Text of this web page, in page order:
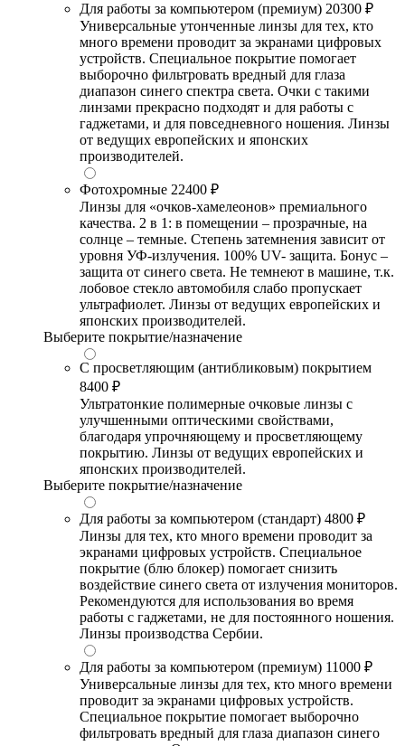
Для работы за компьютером (премиум) 20300 ₽
Универсальные утонченные линзы для тех, кто
много времени проводит за экранами цифровых
устройств. Специальное покрытие помогает
выборочно фильтровать вредный для глаза
диапазон синего спектра света. Очки с такими
линзами прекрасно подходят и для работы с
гаджетами, и для повседневного ношения. Линзы
от ведущих европейских и японских
производителей.
Фотохромные 22400 ₽
Линзы для «очков-хамелеонов» премиального
качества. 2 в 1: в помещении – прозрачные, на
солнце – темные. Степень затемнения зависит от
уровня УФ-излучения. 100% UV- защита. Бонус –
защита от синего света. Не темнеют в машине, т.к.
лобовое стекло автомобиля слабо пропускает
ультрафиолет. Линзы от ведущих европейских и
японских производителей.
Выберите покрытие/назначение
С просветляющим (антибликовым) покрытием
8400 ₽
Ультратонкие полимерные очковые линзы с
улучшенными оптическими свойствами,
благодаря упрочняющему и просветляющему
покрытию. Линзы от ведущих европейских и
японских производителей.
Выберите покрытие/назначение
Для работы за компьютером (стандарт) 4800 ₽
Линзы для тех, кто много времени проводит за
экранами цифровых устройств. Специальное
покрытие (блю блокер) помогает снизить
воздействие синего света от излучения мониторов.
Рекомендуются для использования во время
работы с гаджетами, не для постоянного ношения.
Линзы производства Сербии.
Для работы за компьютером (премиум) 11000 ₽
Универсальные линзы для тех, кто много времени
проводит за экранами цифровых устройств.
Специальное покрытие помогает выборочно
фильтровать вредный для глаза диапазон синего